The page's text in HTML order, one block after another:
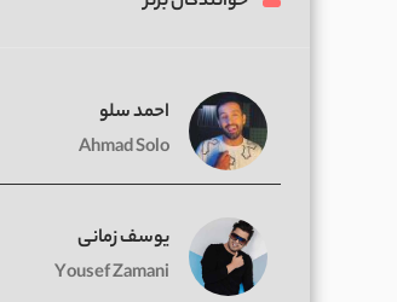
احمد سلو
Ahmad Solo
یوسف زمانی
Yousef Zamani